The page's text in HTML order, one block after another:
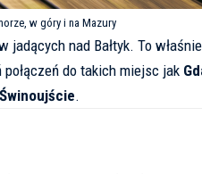
w góry i na Mazury
jadących nad Bałtyk. To
do takich miejsc jak
.